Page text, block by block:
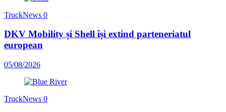
TruckNews 0
DKV Mobility și Shell își extind parteneriatul
european
05/08/2026
TruckNews 0